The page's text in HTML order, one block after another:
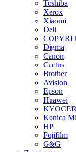
Toshiba
Xerox
Xiaomi
Deli
Digma
Canon
Cactus
Brother
Avision
Epson
Huawei
Konica
HP
Fujifilm
G&G